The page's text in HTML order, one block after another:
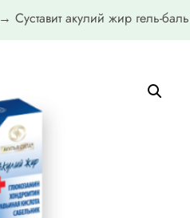
→ Суставит акулий жир гель-